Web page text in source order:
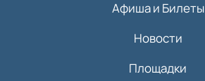
Афиша и Билеты
Новости
Площадки